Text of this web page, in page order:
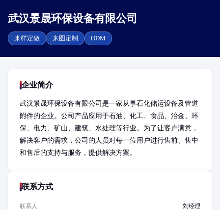
武汉景晟环保设备有限公司
来样定做 来图定制 ODM
企业简介
武汉景晟环保设备有限公司是一家从事石化储运设备及管道
附件的企业。公司产品应用于石油、化工、食品、治金、环
保、电力、矿山、建筑、水处理等行业。为了让客户满意，
解决客户的需求，公司的人员对每一位用户进行售前、售中
和售后的支持与服务，提供解决方案。
联系方式
联系人 刘经理